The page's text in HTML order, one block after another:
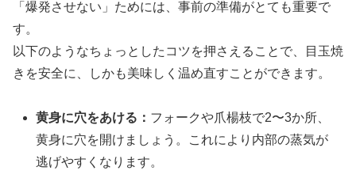
「爆発させない」ためには、事前の準備がとても重要で
す。
以下のようなちょっとしたコツを押さえることで、目玉焼
きを安全に、しかも美味しく温め直すことができます。
黄身に穴をあける： フォークや爪楊枝で2〜3か所、
黄身に穴を開けましょう。これにより内部の蒸気が
逃げやすくなります。